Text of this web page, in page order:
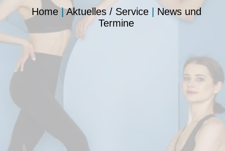
Home|Aktuelles / Service| News und
Termine